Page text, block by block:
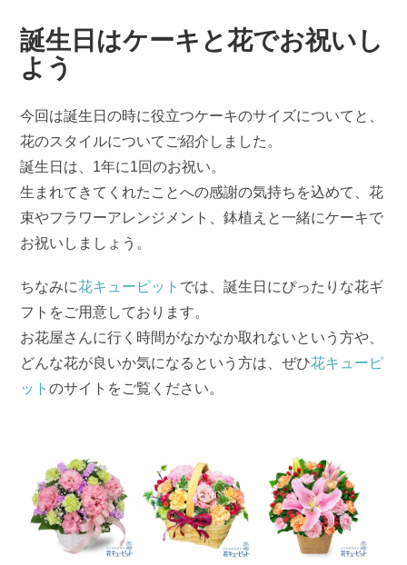
誕生日はケーキと花でお祝いし
よう
今回は誕生日の時に役立つケーキのサイズについてと、
花のスタイルについてご紹介しました。
誕生日は、1年に1回のお祝い。
生まれてきてくれたことへの感謝の気持ちを込めて、花
束やフラワーアレンジメント、鉢植えと一緒にケーキで
お祝いしましょう。
ちなみに花キューピット では、誕生日にぴったりな花ギ
フトをご用意しております。
お花屋さんに行く時間がなかなか取れないという方や、
どんな花が良いか気になるという方は、ぜひ花キューピ
ットのサイトをご覧ください。